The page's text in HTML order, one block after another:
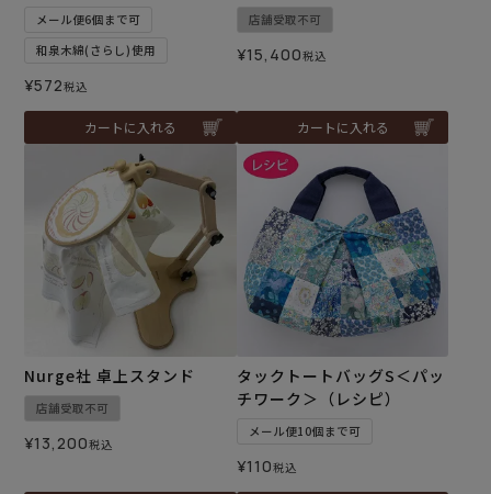
メール便6個まで可
和泉木綿(さらし)使用
¥572税込
カートに入れる
店舗受取不可
¥15,400税込
カートに入れる
Nurge社 卓上スタンド
店舗受取不可
¥13,200税込
タックトートバッグS＜パッ
チワーク＞（レシピ）
メール便10個まで可
¥110税込